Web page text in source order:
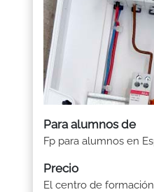
Para alumnos de
Fp para alumnos en
Precio
El centro de